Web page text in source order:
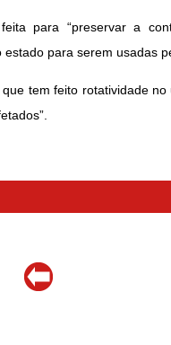
para “preservar a
para serem usadas
tem feito rotatividade